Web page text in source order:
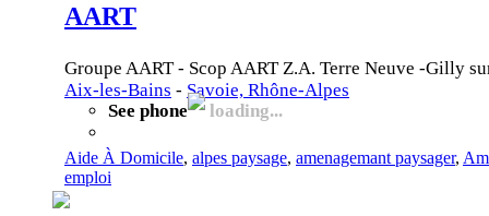
AART
Groupe AART - Scop AART Z.A. Terre Neuve -Gilly
Aix-les-Bains - Savoie, Rhône-Alpes
See phone
loading...
Aide À Domicile, alpes paysage, amenagemant paysager,
emploi